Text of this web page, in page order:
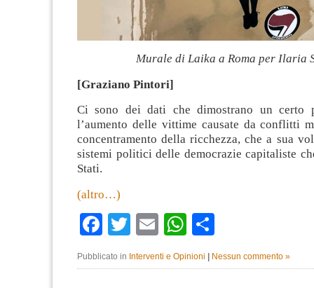
Murale di Laika a Roma per Ilaria
[Graziano Pintori]
Ci sono dei dati che dimostrano un certo
l’aumento delle vittime causate da conflitti
concentramento della ricchezza, che a sua
sistemi politici delle democrazie capitaliste
Stati.
(altro…)
Facebook
TwitterEmailWhatsApp
Pubblicato in Interventi e Opinioni | Nessun commento »